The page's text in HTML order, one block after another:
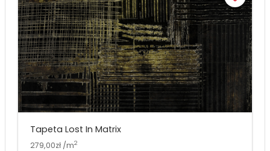
Tapeta Lost In Matrix
279,00zł /m2